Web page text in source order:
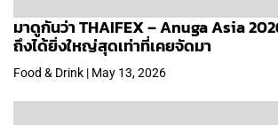
มาดูกันว่า THAIFEX – Anuga Asia
ถึงได้ยิ่งใหญ่สุดเท่าที่เคยจัดมา
Food & Drink | May 13, 2026